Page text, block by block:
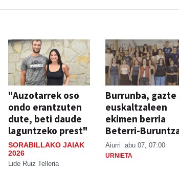
"Auzotarrek oso
ondo erantzuten
dute, beti daude
laguntzeko prest"
SORABILLAKO JAIAK
2026
Lide Ruiz Telleria
Burrunba, gazte
euskaltzaleen
ekimen berria
Beterri-
Aiurri abu 07, 07:00
URNIETA